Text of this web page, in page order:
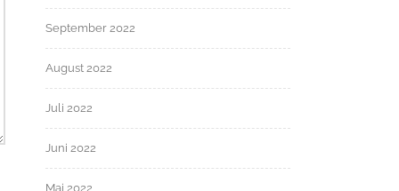
September 2022
August 2022
Juli 2022
Juni 2022
Mai 2022